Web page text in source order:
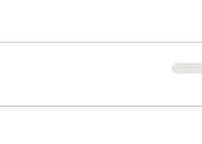
raskere med
kjempegod